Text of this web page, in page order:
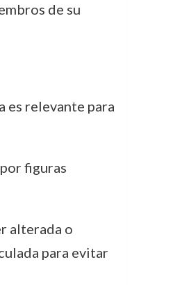
de su
es relevante para
figuras
alterada o
para evitar